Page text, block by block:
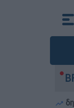
8 ημερών -